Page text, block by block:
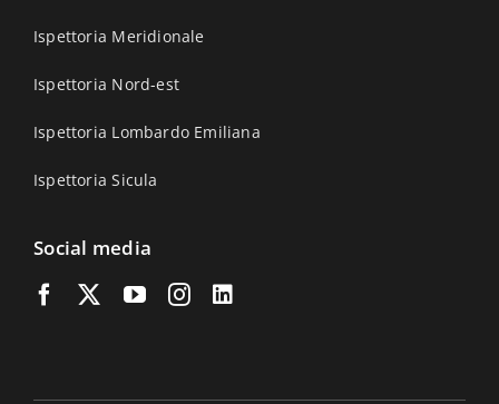
Ispettoria Meridionale
Ispettoria Nord-est
Ispettoria Lombardo Emiliana
Ispettoria Sicula
Social media